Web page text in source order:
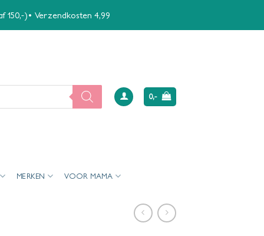
150,-)• Verzendkosten 4,99
0,-
MERKEN VOOR MAMA